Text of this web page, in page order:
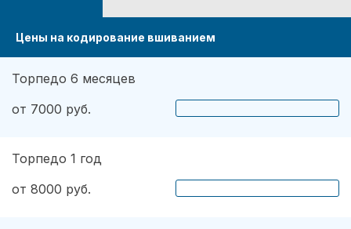
Цены на кодирование вшиванием
Торпедо 6 месяцев
от 7000 руб.
Торпедо 1 год
от 8000 руб.